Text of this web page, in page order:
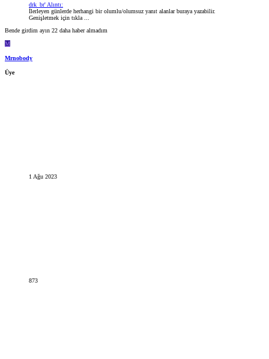
drk_br' Alıntı:
İlerleyen günlerde herhangi bir olumlu/olumsuz yanıt alanlar buraya yazabilir.
Genişletmek için tıkla ...
Bende girdim ayın 22 daha haber almadım
M
Mrnobody
Üye
1 Ağu 2023
873